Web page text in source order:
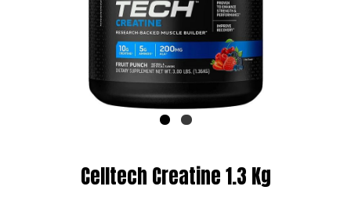
Celltech Creatine 1.3 Kg